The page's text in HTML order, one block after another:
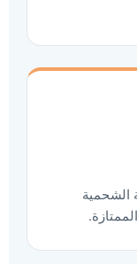
الشحمية